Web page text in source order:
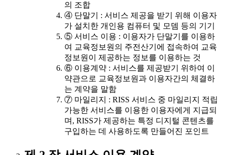
의 조합
④ 단말기 : 서비스 제공을 받기 위해 이용자
가 설치한 개인용 컴퓨터 및 모뎀 등의 기기
⑤ 서비스 이용 : 이용자가 단말기를 이용하
여 교육정보원의 주전산기에 접속하여 교육
정보원이 제공하는 정보를 이용하는 것
⑥ 이용계약 : 서비스를 제공받기 위하여 이
약관으로 교육정보원과 이용자간의 체결하
는 계약을 말함
⑦ 마일리지 : RISS 서비스 중 마일리지 적립
가능한 서비스를 이용한 이용자에게 지급되
며, RISS가 제공하는 특정 디지털 콘텐츠를
구입하는 데 사용하도록 만들어진 포인트